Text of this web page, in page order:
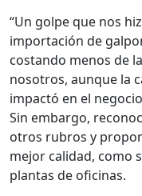
“Un golpe que nos
importación de
costando menos de
nosotros, aunque la
impactó en el
Sin embargo,
otros rubros y
mejor calidad, como
plantas de oficinas.